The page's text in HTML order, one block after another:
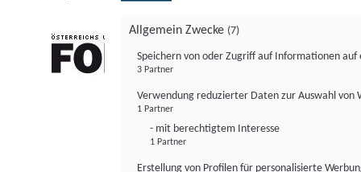
Allgemein Zwecke (7)
Speichern von oder Zugriff auf Informationen auf
3 Partner
Verwendung reduzierter Daten zur Auswahl von
1 Partner
- mit berechtigtem Interesse
1 Partner
Erstellung von Profilen für personalisierte
FONDS professionell